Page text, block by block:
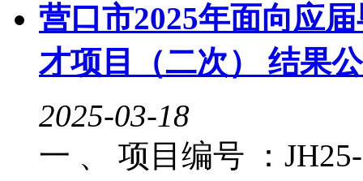
营口市2025年面向应
才项目（二次） 结果
2025-03-18
一 、 项目编号 ：